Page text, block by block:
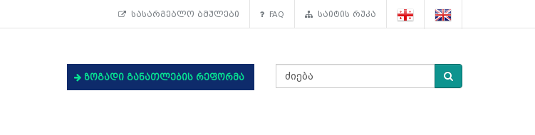
სასარგებლო ბმულები FAQ საიტის რუკა
ზოგადი განათლების რეფორმა